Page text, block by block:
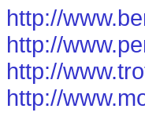
http://
http://
http://
http://